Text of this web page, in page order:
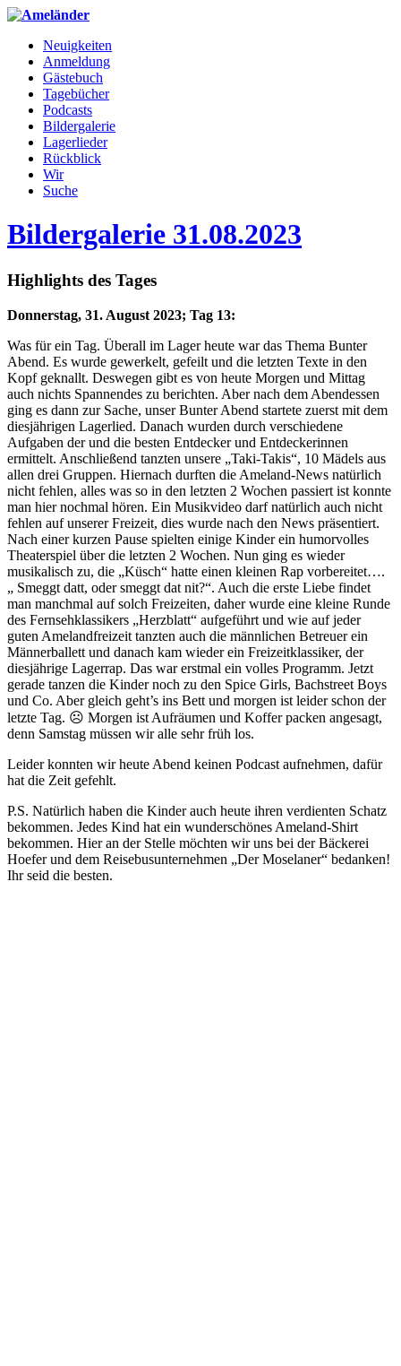
Neuigkeiten
Anmeldung
Gästebuch
Tagebücher
Podcasts
Bildergalerie
Lagerlieder
Rückblick
Wir
Suche
Bildergalerie 31.08.2023
Highlights des Tages
Donnerstag, 31. August 2023; Tag 13:
Was für ein Tag. Überall im Lager heute war das Thema Bunter
Abend. Es wurde gewerkelt, gefeilt und die letzten Texte in den
Kopf geknallt. Deswegen gibt es von heute Morgen und Mittag
auch nichts Spannendes zu berichten. Aber nach dem Abendessen
ging es dann zur Sache, unser Bunter Abend startete zuerst mit dem
diesjährigen Lagerlied. Danach wurden durch verschiedene
Aufgaben der und die besten Entdecker und Entdeckerinnen
ermittelt. Anschließend tanzten unsere „Taki-Takis“, 10 Mädels aus
allen drei Gruppen. Hiernach durften die Ameland-News natürlich
nicht fehlen, alles was so in den letzten 2 Wochen passiert ist konnte
man hier nochmal hören. Ein Musikvideo darf natürlich auch nicht
fehlen auf unserer Freizeit, dies wurde nach den News präsentiert.
Nach einer kurzen Pause spielten einige Kinder ein humorvolles
Theaterspiel über die letzten 2 Wochen. Nun ging es wieder
musikalisch zu, die „Küsch“ hatte einen kleinen Rap vorbereitet….
„ Smeggt datt, oder smeggt dat nit?“. Auch die erste Liebe findet
man manchmal auf solch Freizeiten, daher wurde eine kleine Runde
des Fernsehklassikers „Herzblatt“ aufgeführt und wie auf jeder
guten Amelandfreizeit tanzten auch die männlichen Betreuer ein
Männerballett und danach kam wieder ein Freizeitklassiker, der
diesjährige Lagerrap. Das war erstmal ein volles Programm. Jetzt
gerade tanzen die Kinder noch zu den Spice Girls, Bachstreet Boys
und Co. Aber gleich geht’s ins Bett und morgen ist leider schon der
letzte Tag. ☹ Morgen ist Aufräumen und Koffer packen angesagt,
denn Samstag müssen wir alle sehr früh los.
Leider konnten wir heute Abend keinen Podcast aufnehmen, dafür
hat die Zeit gefehlt.
P.S. Natürlich haben die Kinder auch heute ihren verdienten Schatz
bekommen. Jedes Kind hat ein wunderschönes Ameland-Shirt
bekommen. Hier an der Stelle möchten wir uns bei der Bäckerei
Hoefer und dem Reisebusunternehmen „Der Moselaner“ bedanken!
Ihr seid die besten.